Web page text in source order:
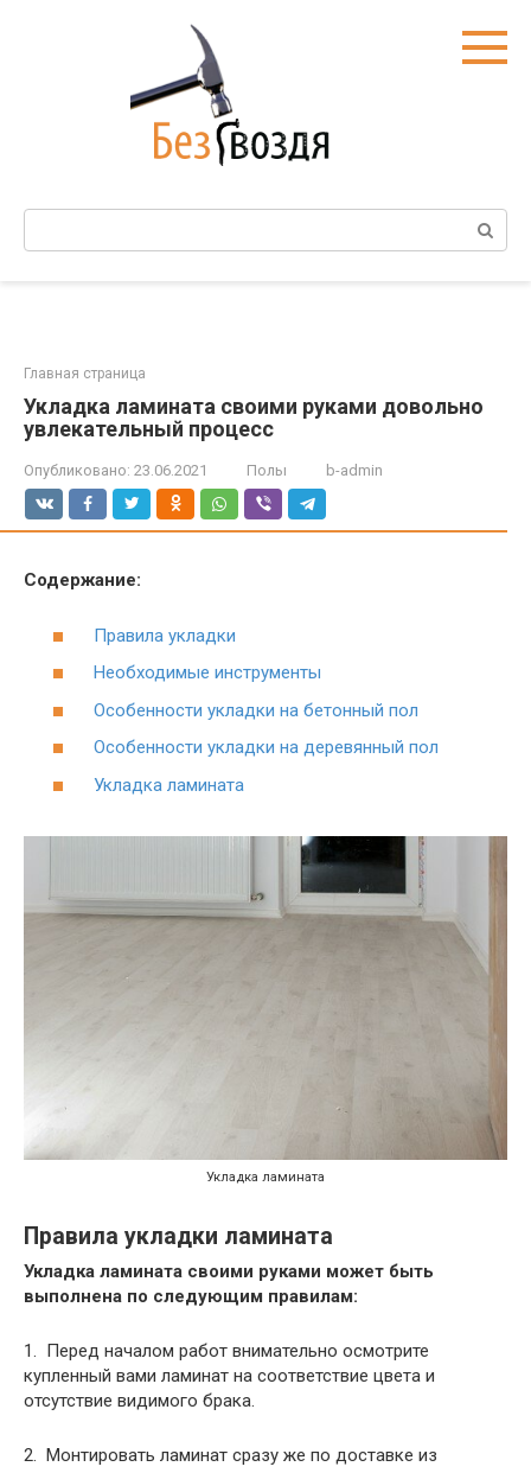
Поиск:
Главная страница
Укладка ламината своими руками довольно
увлекательный процесс
Опубликовано: 23.06.2021 Полы b-admin
Содержание:
Правила укладки
Необходимые инструменты
Особенности укладки на бетонный пол
Особенности укладки на деревянный пол
Укладка ламината
Укладка ламината
Правила укладки ламината
Укладка ламината своими руками может быть
выполнена по следующим правилам:
1. Перед началом работ внимательно осмотрите
купленный вами ламинат на соответствие цвета и
отсутствие видимого брака.
2. Монтировать ламинат сразу же по доставке из